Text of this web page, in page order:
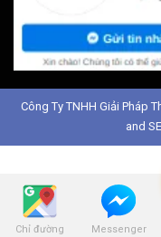
Chỉ đường Messenger
Công Ty TNHH Giải Pháp
and